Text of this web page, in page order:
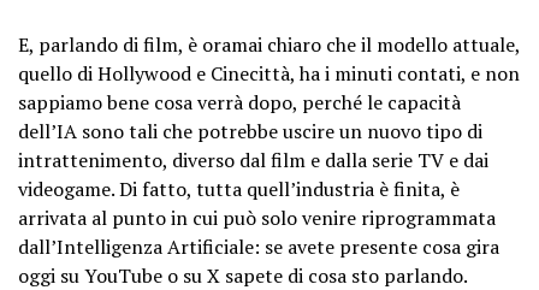
E, parlando di film, è oramai chiaro che il modello attuale,
quello di Hollywood e Cinecittà, ha i minuti contati, e non
sappiamo bene cosa verrà dopo, perché le capacità
dell’IA sono tali che potrebbe uscire un nuovo tipo di
intrattenimento, diverso dal film e dalla serie TV e dai
videogame. Di fatto, tutta quell’industria è finita, è
arrivata al punto in cui può solo venire riprogrammata
dall’Intelligenza Artificiale: se avete presente cosa gira
oggi su YouTube o su X sapete di cosa sto parlando.